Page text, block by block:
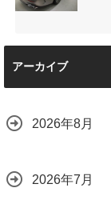
（V220d）にフリ
店で断られた悩み
をプロの技術で解
2026.08.04
【施工事例】メル
セデス・ベンツ
C220d｜3層セラ
取り”「ミックスコ
ート」と弱点克服
2026.07.28
アーカイブ
2026年8月
2026年7月